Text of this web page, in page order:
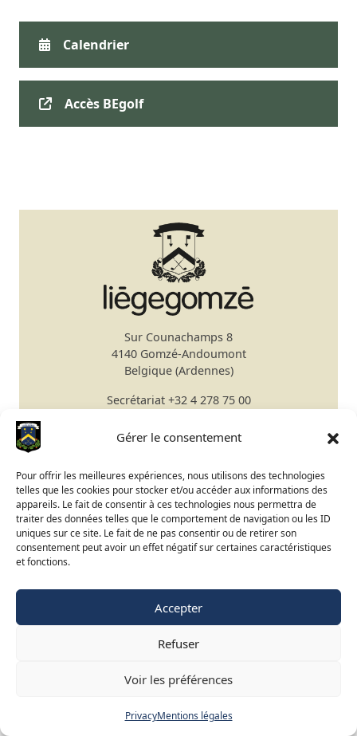
Gérer le consentement
Pour offrir les meilleures expériences, nous utilisons des technologies
telles que les cookies pour stocker et/ou accéder aux informations des
appareils. Le fait de consentir à ces technologies nous permettra de
traiter des données telles que le comportement de navigation ou les ID
uniques sur ce site. Le fait de ne pas consentir ou de retirer son
consentement peut avoir un effet négatif sur certaines caractéristiques
et fonctions.
Accepter
Refuser
Voir les préférences
PrivacyMentions légales
Calendrier
Accès BEgolf
Sur Counachamps 8
4140 Gomzé-Andoumont
Belgique (Ardennes)
Secrétariat+32 4 278 75 00
Bar/Restaurant+32 4 278 75 03
Réserver un green fee
Apprendre le golf
Calendrier du Club
Ouverture du terrain
NL
2015-2025 Golf de Liège-Gomzé
Mentions légales
Site web réalisé parAdret & Ubac